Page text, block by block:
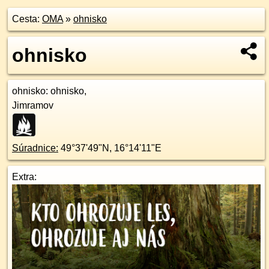
Cesta: OMA» ohnisko
ohnisko
ohnisko: ohnisko,
Jimramov
Súradnice: 49°37'49"N , 16°14'11"E
Extra: